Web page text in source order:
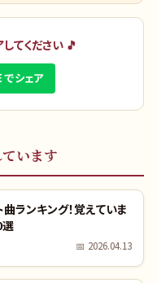
てください 🎵
でシェア
います
ランキング！覚えていま
📅 2026.04.13